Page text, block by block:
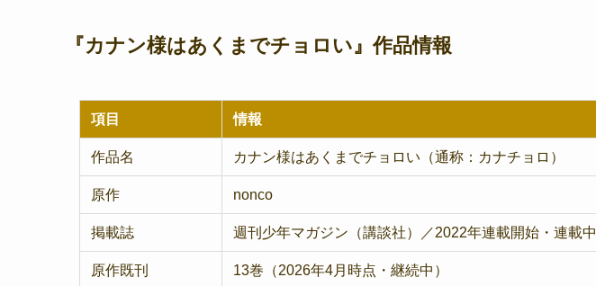
『カナン様はあくまでチョロい』作品情報
項目 情報
作品名 カナン様はあくまでチョロい（通称：カナチョロ）
原作 nonco
掲載誌 週刊少年マガジン（講談社）／2022年連載開始・連載中
原作既刊 13巻（2026年4月時点・継続中）